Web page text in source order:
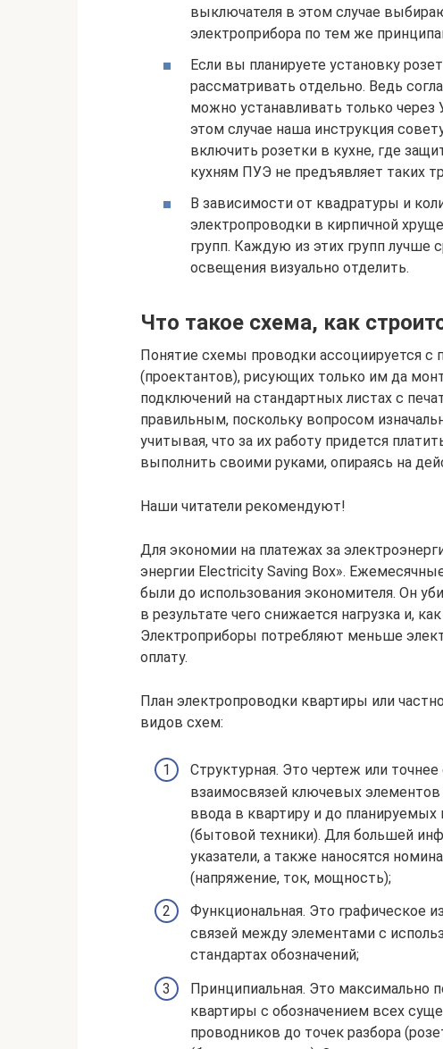
выключателя в этом случае
электроприбора по тем же
Если вы планируете установку
рассматривать отдельно. Ведь
можно устанавливать только
этом случае наша инструкция
включить розетки в кухне, где
кухням ПУЭ не предъявляет таких
В зависимости от квадратуры и
электропроводки в кирпичной
групп. Каждую из этих групп лучше
освещения визуально отделить.
Что такое схема, как
Понятие схемы проводки ассоциируется
(проектантов), рисующих только им да
подключений на стандартных листах с
правильным, поскольку вопросом
учитывая, что за их работу придется
выполнить своими руками, опираясь на
Наши читатели рекомендуют!
Для экономии на платежах за
энергии Electricity Saving Box».
были до использования экономителя. Он
в результате чего снижается нагрузка и,
Электроприборы потребляют меньше
оплату.
План электропроводки квартиры или
видов схем:
Структурная. Это чертеж или
взаимосвязей ключевых
ввода в квартиру и до
(бытовой техники). Для большей
указатели, а также наносятся
(напряжение, ток, мощность);
Функциональная. Это графическое
связей между элементами с
стандартах обозначений;
Принципиальная. Это максимально
квартиры с обозначением всех
проводников до точек разбора